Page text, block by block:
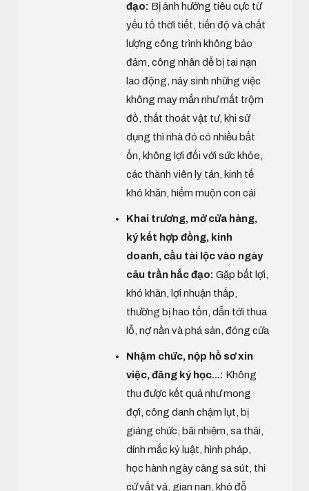
đạo: Bị ảnh hưởng tiêu cực từ
yếu tố thời tiết, tiến độ và chất
lượng công trình không bảo
đảm, công nhân dễ bị tai nạn
lao động, nảy sinh những việc
không may mắn như mất trộm
đồ, thất thoát vật tư, khi sử
dụng thì nhà đó có nhiều bất
ổn, không lợi đối với sức khỏe,
các thành viên ly tán, kinh tế
khó khăn, hiếm muộn con cái
Khai trương, mở cửa hàng,
ký kết hợp đồng, kinh
doanh, cầu tài lộc vào ngày
câu trần hắc đạo: Gặp bất lợi,
khó khăn, lợi nhuận thấp,
thường bị hao tốn, dẫn tới thua
lỗ, nợ nần và phá sản, đóng cửa
Nhậm chức, nộp hồ sơ xin
việc, đăng ký học...: Không
thu được kết quả như mong
đợi, công danh chậm lụt, bị
giáng chức, bãi nhiệm, sa thải,
dính mắc kỷ luật, hình pháp,
học hành ngày càng sa sút, thi
cử vất vả, gian nan, khó đỗ